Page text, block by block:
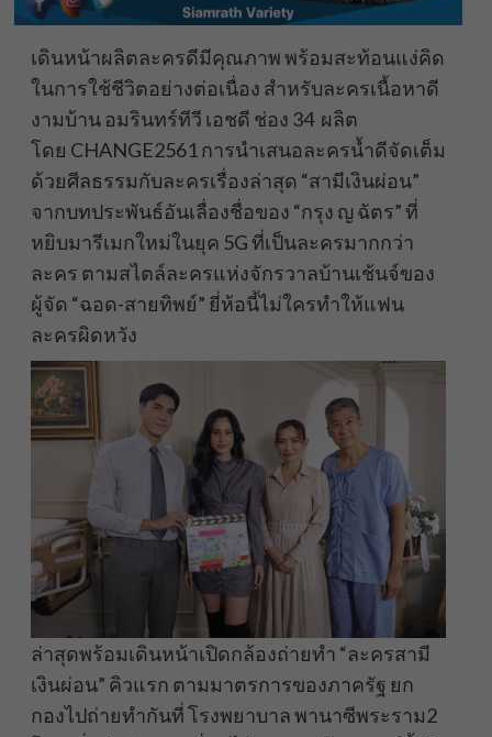
เดินหน้าผลิตละครดีมีคุณภาพ พร้อมสะท้อนแง่คิด
ในการใช้ชีวิตอย่างต่อเนื่อง สำหรับละครเนื้อหาดี
งามบ้าน อมรินทร์ทีวี เอชดี ช่อง 34 ผลิต
โดย CHANGE2561 การนำเสนอละครน้ำดีจัดเต็ม
ด้วยศีลธรรมกับละครเรื่องล่าสุด “สามีเงินผ่อน”
จากบทประพันธ์อันเลื่องชื่อของ “กรุง ญ ฉัตร” ที่
หยิบมารีเมกใหม่ในยุค 5G ที่เป็นละครมากกว่า
ละคร ตามสไตล์ละครแห่งจักรวาลบ้านเช้นจ์ของ
ผู้จัด “ฉอด-สายทิพย์” ยี่ห้อนี้ไม่ใครทำให้แฟน
ละครผิดหวัง
ล่าสุดพร้อมเดินหน้าเปิดกล้องถ่ายทำ “ละครสามี
เงินผ่อน” คิวแรก ตามมาตรการของภาครัฐ ยก
กองไปถ่ายทำกันที่ โรงพยาบาล พานาซีพระราม2